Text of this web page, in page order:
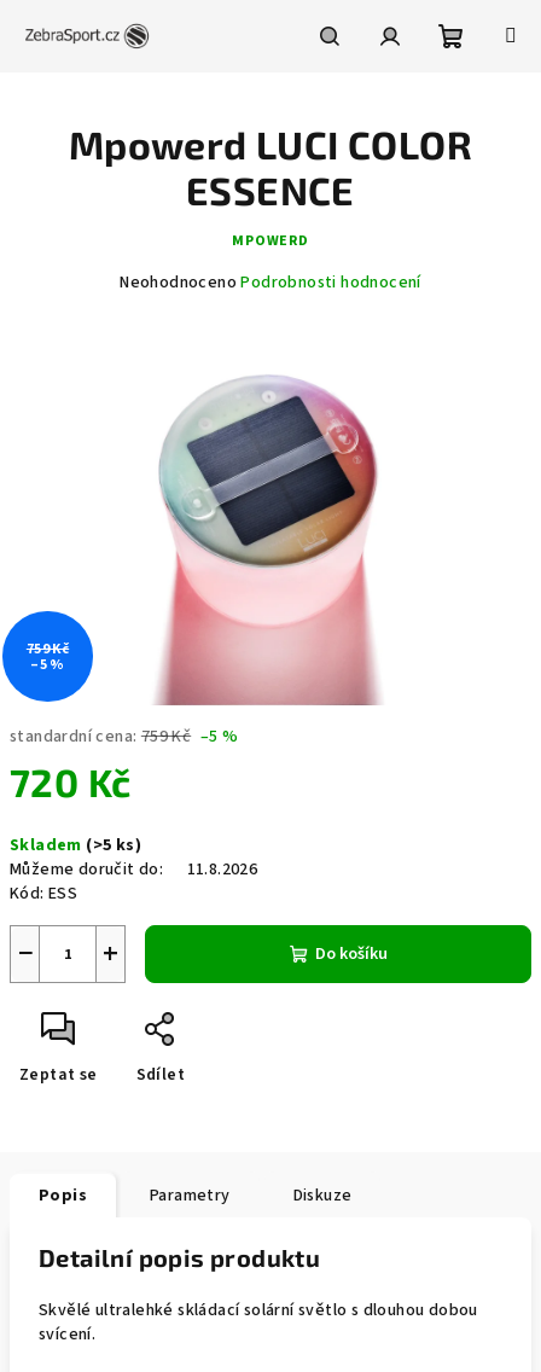
košík
standardní cena: 759 Kč –5 %
720 Kč
cena:
Skladem (>5 ks)
Můžeme doručit do:
11.8.2026
Kód: ESS
+
− Do košíku
Zeptat se Sdílet
Mpowerd LUCI COLOR
ESSENCE
MPOWERD
Průměrné
hvězdiček.
Neohodnoceno Podrobnosti hodnocení
759 Kč
–5 %
Popis Parametry Diskuze
Detailní popis produktu
Skvělé ultralehké skládací solární světlo s dlouhou dobou
svícení.